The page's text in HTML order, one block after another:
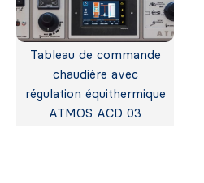
Tableau de commande
chaudière avec
régulation équithermique
ATMOS ACD 03